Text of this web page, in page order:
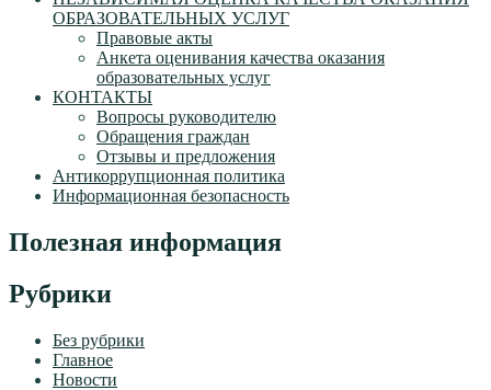
ОБРАЗОВАТЕЛЬНЫХ УСЛУГ
Правовые акты
Анкета оценивания качества оказания
образовательных услуг
КОНТАКТЫ
Вопросы руководителю
Обращения граждан
Отзывы и предложения
Антикоррупционная политика
Информационная безопасность
Полезная информация
Рубрики
Без рубрики
Главное
Новости